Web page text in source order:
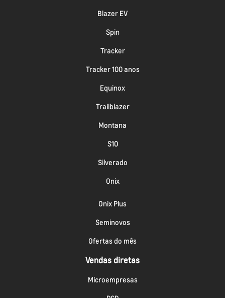
Blazer EV
Spin
Tracker
Tracker 100 anos
Equinox
Trailblazer
Montana
S10
Silverado
Onix
Onix Plus
Seminovos
Ofertas do mês
Vendas diretas
Microempresas